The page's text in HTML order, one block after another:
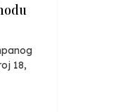
18,